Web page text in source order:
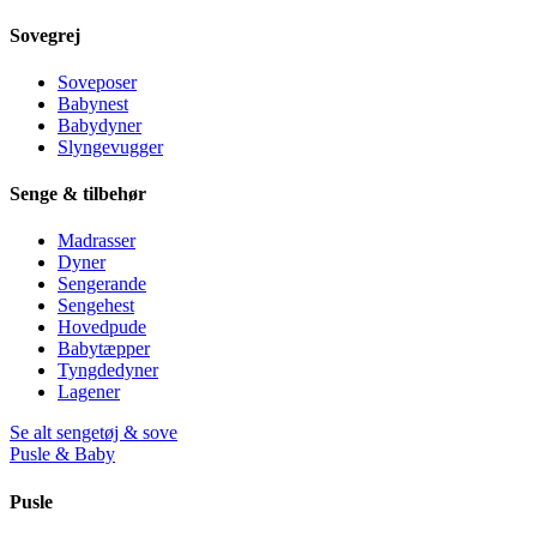
Sovegrej
Soveposer
Babynest
Babydyner
Slyngevugger
Senge & tilbehør
Madrasser
Dyner
Sengerande
Sengehest
Hovedpude
Babytæpper
Tyngdedyner
Lagener
Se alt sengetøj & sove
Pusle & Baby
Pusle